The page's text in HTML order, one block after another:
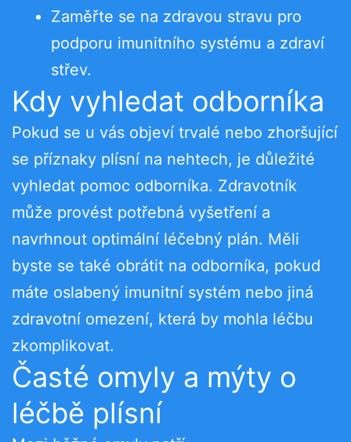
Zaměřte se na zdravou stravu pro
podporu imunitního systému a zdraví
střev.
Kdy vyhledat odborníka
Pokud se u vás objeví trvalé nebo zhoršující
se příznaky plísní na nehtech, je důležité
vyhledat pomoc odborníka. Zdravotník
může provést potřebná vyšetření a
navrhnout optimální léčebný plán. Měli
byste se také obrátit na odborníka, pokud
máte oslabený imunitní systém nebo jiná
zdravotní omezení, která by mohla léčbu
zkomplikovat.
Časté omyly a mýty o
léčbě plísní